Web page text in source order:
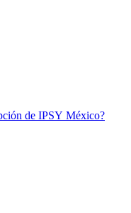
de IPSY México?